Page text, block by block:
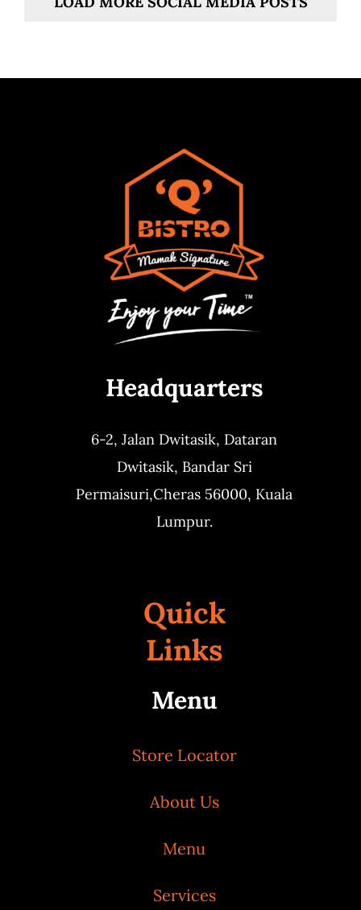
Headquarters
6-2, Jalan Dwitasik, Dataran
Dwitasik, Bandar Sri
Permaisuri,Cheras 56000, Kuala
Lumpur.
Quick
Links
Menu
Store Locator
About Us
Menu
Services